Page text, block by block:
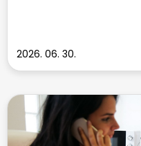
2026. 06. 30.